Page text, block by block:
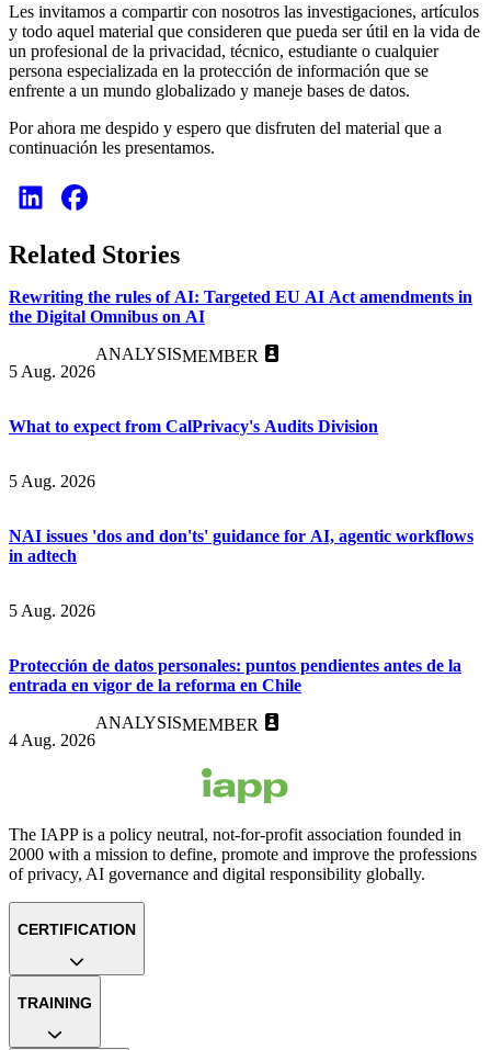
Les invitamos a compartir con nosotros las investigaciones, artículos
y todo aquel material que consideren que pueda ser útil en la vida de
un profesional de la privacidad, técnico, estudiante o cualquier
persona especializada en la protección de información que se
enfrente a un mundo globalizado y maneje bases de datos.
Por ahora me despido y espero que disfruten del material que a
continuación les presentamos.
Related Stories
Rewriting the rules of AI: Targeted EU AI Act amendments in
the Digital Omnibus on AI
5 Aug. 2026
ANALYSISMEMBER
What to expect from CalPrivacy's Audits Division
5 Aug. 2026
NAI issues 'dos and don'ts' guidance for AI, agentic workflows
in adtech
5 Aug. 2026
Protección de datos personales: puntos pendientes antes de la
entrada en vigor de la reforma en Chile
4 Aug. 2026
ANALYSISMEMBER
The IAPP is a policy neutral, not-for-profit association founded in
2000 with a mission to define, promote and improve the professions
of privacy, AI governance and digital responsibility globally.
CERTIFICATION
TRAINING